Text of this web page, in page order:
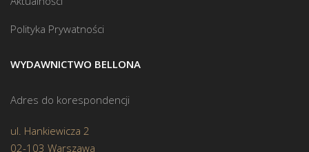
Polityka Prywatności
WYDAWNICTWO BELLONA
Adres do korespondencji
ul. Hankiewicza 2
02-103 Warszawa